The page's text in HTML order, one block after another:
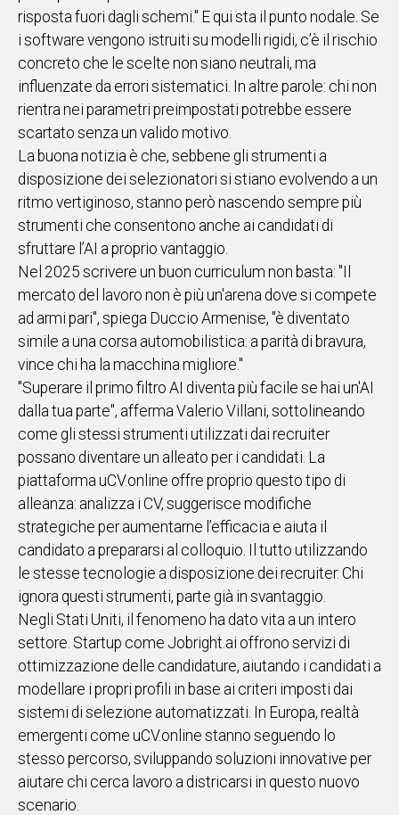
risposta fuori dagli schemi." E qui sta il punto nodale. Se
i software vengono istruiti su modelli rigidi, c’è il rischio
concreto che le scelte non siano neutrali, ma
influenzate da errori sistematici. In altre parole: chi non
rientra nei parametri preimpostati potrebbe essere
scartato senza un valido motivo.
La buona notizia è che, sebbene gli strumenti a
disposizione dei selezionatori si stiano evolvendo a un
ritmo vertiginoso, stanno però nascendo sempre più
strumenti che consentono anche ai candidati di
sfruttare l’AI a proprio vantaggio.
Nel 2025 scrivere un buon curriculum non basta: "Il
mercato del lavoro non è più un'arena dove si compete
ad armi pari", spiega Duccio Armenise, "è diventato
simile a una corsa automobilistica: a parità di bravura,
vince chi ha la macchina migliore."
"Superare il primo filtro AI diventa più facile se hai un'AI
dalla tua parte", afferma Valerio Villani, sottolineando
come gli stessi strumenti utilizzati dai recruiter
possano diventare un alleato per i candidati. La
piattaforma uCV.online offre proprio questo tipo di
alleanza: analizza i CV, suggerisce modifiche
strategiche per aumentarne l’efficacia e aiuta il
candidato a prepararsi al colloquio. Il tutto utilizzando
le stesse tecnologie a disposizione dei recruiter. Chi
ignora questi strumenti, parte già in svantaggio.
Negli Stati Uniti, il fenomeno ha dato vita a un intero
settore. Startup come Jobright.ai offrono servizi di
ottimizzazione delle candidature, aiutando i candidati a
modellare i propri profili in base ai criteri imposti dai
sistemi di selezione automatizzati. In Europa, realtà
emergenti come uCV.online stanno seguendo lo
stesso percorso, sviluppando soluzioni innovative per
aiutare chi cerca lavoro a districarsi in questo nuovo
scenario.